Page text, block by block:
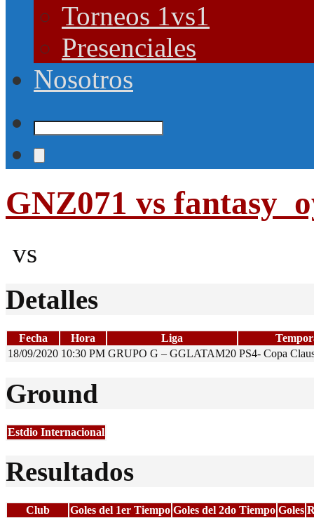
Torneos 1vs1
Presenciales
Nosotros
GNZ071 vs
vs
Detalles
Fecha Hora Liga
18/09/2020 10:30 PM GRUPO G – GGLATAM20 PS4- Copa
Ground
Estdio Internacional
Resultados
Club Goles del 1er Tiempo Goles del 2do Tiempo Goles